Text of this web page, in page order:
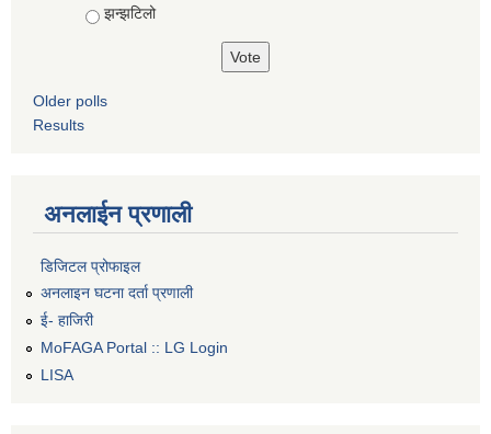
झन्झटिलो
Older polls
Results
अनलाईन प्रणाली
डिजिटल प्रोफाइल
अनलाइन घटना दर्ता प्रणाली
ई- हाजिरी
MoFAGA Portal :: LG Login
LISA